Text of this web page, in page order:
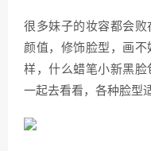
很多妹子的妆容都会
颜值，修饰脸型，画
样，什么蜡笔小新黑脸
一起去看看，各种脸型